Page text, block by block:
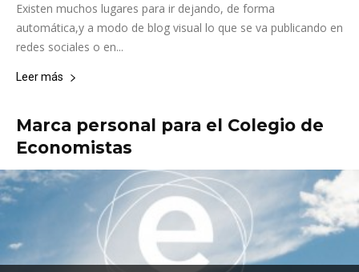
Existen muchos lugares para ir dejando, de forma
automática,y a modo de blog visual lo que se va publicando en
redes sociales o en...
Leer más
Marca personal para el Colegio de
Economistas